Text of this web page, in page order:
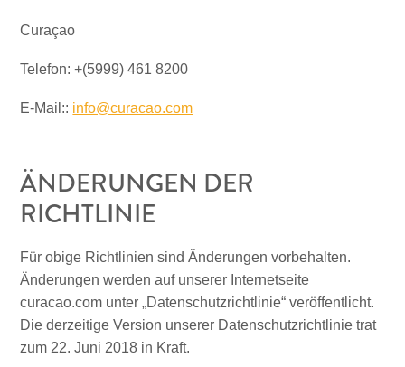
Curaçao
Telefon: +(5999) 461 8200
E-Mail:: info@curacao.com
ÄNDERUNGEN DER
RICHTLINIE
Für obige Richtlinien sind Änderungen vorbehalten.
Änderungen werden auf unserer Internetseite
curacao.com unter „Datenschutzrichtlinie“ veröffentlicht.
Die derzeitige Version unserer Datenschutzrichtlinie trat
zum 22. Juni 2018 in Kraft.